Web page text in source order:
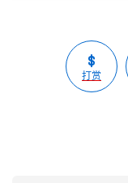
打赏